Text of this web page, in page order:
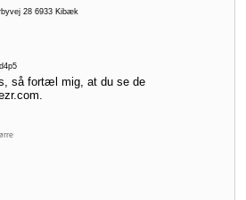
28 6933 Kibæk
så fortæl mig, at du se de